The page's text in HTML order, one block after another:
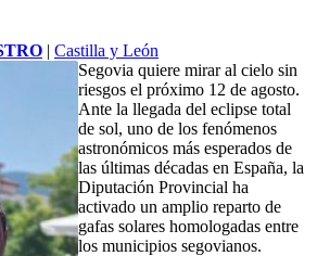
| Castilla y León
Segovia quiere mirar al cielo sin
riesgos el próximo 12 de agosto.
Ante la llegada del eclipse total
de sol, uno de los fenómenos
astronómicos más esperados de
las últimas décadas en España, la
Diputación Provincial ha
activado un amplio reparto de
gafas solares homologadas entre
los municipios segovianos.